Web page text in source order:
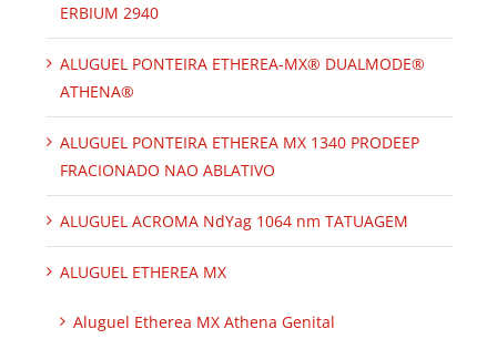
ERBIUM 2940
ALUGUEL PONTEIRA ETHEREA-MX® DUALMODE®
ATHENA®
ALUGUEL PONTEIRA ETHEREA MX 1340 PRODEEP
FRACIONADO NAO ABLATIVO
ALUGUEL ACROMA NdYag 1064 nm TATUAGEM
ALUGUEL ETHEREA MX
Aluguel Etherea MX Athena Genital